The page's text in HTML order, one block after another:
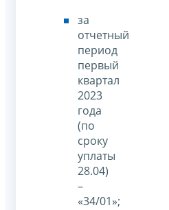
за
отчетный
период
первый
квартал
2023
года
(по
сроку
уплаты
28.04)
–
«34/01»;